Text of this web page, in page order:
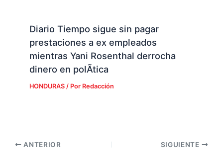
Diario Tiempo sigue sin pagar
prestaciones a ex empleados
mientras Yani Rosenthal derrocha
dinero en polÃ­tica
HONDURAS/ Por Redacción
ANTERIOR SIGUIENTE